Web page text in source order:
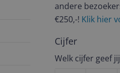
andere
€250,-! Klik hier
Cijfer
Welk cijfer geef